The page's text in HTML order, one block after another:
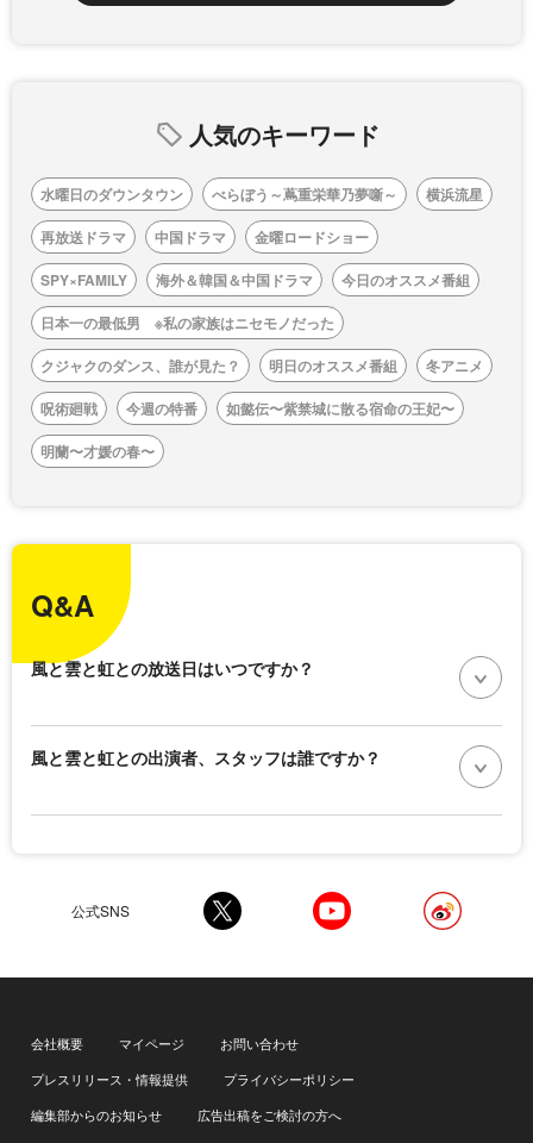
人気のキーワード
水曜日のダウンタウン べらぼう～蔦重栄華乃夢噺～
横浜流星
再放送ドラマ
中国ドラマ
金曜ロードショー
SPY×FAMILY
海外＆韓国＆中国ドラマ
今日のオススメ番組
日本一の最低男 ※私の家族はニセモノだった
クジャクのダンス、誰が見た？
明日のオススメ番組
冬アニメ
呪術廻戦
今週の特番
如懿伝〜紫禁城に散る宿命の王妃〜
明蘭〜才媛の春〜
Q&A
風と雲と虹との放送日はいつですか？
風と雲と虹との出演者、スタッフは誰ですか？
公式SNS
会社概要 マイページ
お問い合わせ
プレスリリース・情報提供
プライバシーポリシー
編集部からのお知らせ
広告出稿をご検討の方へ